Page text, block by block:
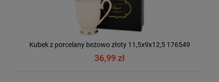
Kubek z porcelany beżowo złoty 11,5x9x12,5 176549
36,99 zł